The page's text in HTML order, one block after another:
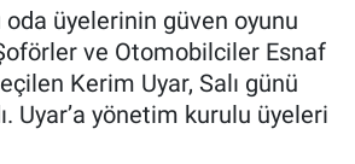
üyelerinin güven oyunu
ve Otomobilciler Esnaf
Kerim Uyar, Salı günü
Uyar’a yönetim kurulu üyeleri